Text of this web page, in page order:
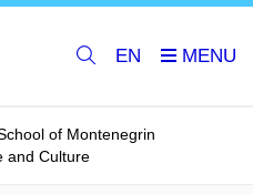
EN
of Montenegrin
and Culture